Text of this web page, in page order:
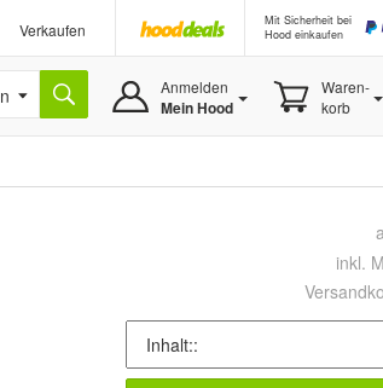
Verkaufen
Mit Sicherheit bei
Hood einkaufen
Anmelden
Mein Hood
Waren-
korb
inkl.